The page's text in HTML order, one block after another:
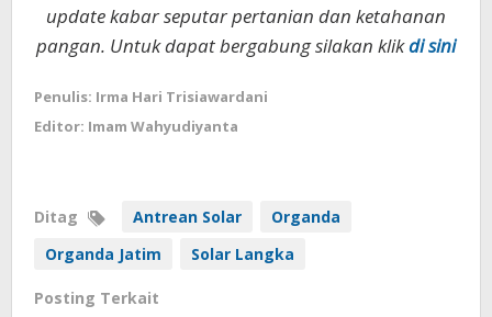
update kabar seputar pertanian dan ketahanan
pangan. Untuk dapat bergabung silakan klikdi sini
Penulis: Irma Hari Trisiawardani
Editor: Imam Wahyudiyanta
Ditag Antrean Solar
Organda
Organda Jatim
Solar Langka
Posting Terkait